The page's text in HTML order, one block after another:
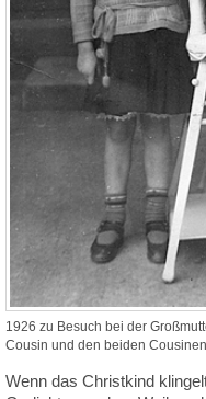
1926 zu Besuch bei der
Cousin und den beiden
Wenn das Christkind